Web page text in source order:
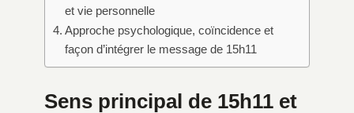
et vie personnelle
Approche psychologique, coïncidence et
façon d’intégrer le message de 15h11
Sens principal de 15h11 et